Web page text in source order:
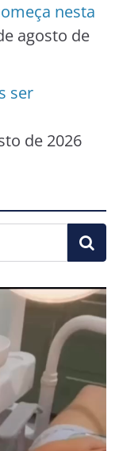
nesta
agosto de
ser
de 2026